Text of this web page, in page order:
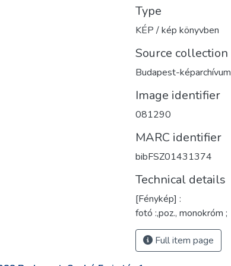
Type
KÉP / kép könyvben
Source collection
Budapest-képarchívum
Image identifier
081290
MARC identifier
bibFSZ01431374
Technical details
[Fénykép] :
fotó :,poz., monokróm ;
Full item page